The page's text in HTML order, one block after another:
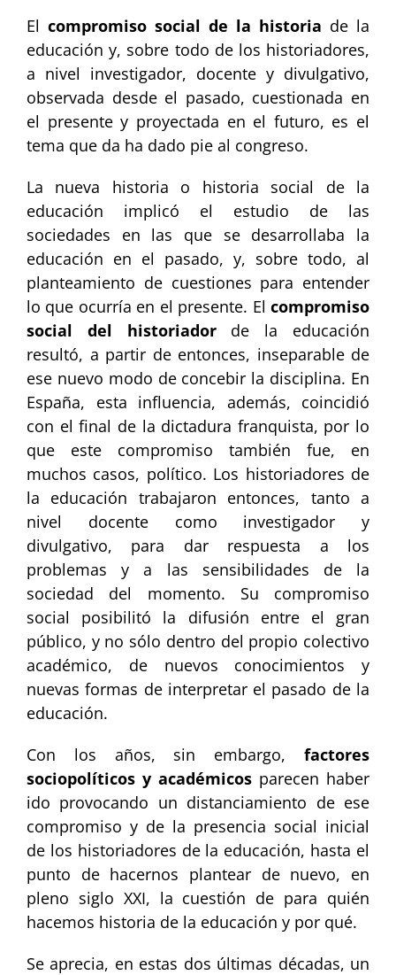
El compromiso social de la historia de la
educación y, sobre todo de los historiadores,
a nivel investigador, docente y divulgativo,
observada desde el pasado, cuestionada en
el presente y proyectada en el futuro, es el
tema que da ha dado pie al congreso.
La nueva historia o historia social de la
educación implicó el estudio de las
sociedades en las que se desarrollaba la
educación en el pasado, y, sobre todo, al
planteamiento de cuestiones para entender
lo que ocurría en el presente. El compromiso
social del historiadorde la educación
resultó, a partir de entonces, inseparable de
ese nuevo modo de concebir la disciplina. En
España, esta influencia, además, coincidió
con el final de la dictadura franquista, por lo
que este compromiso también fue, en
muchos casos, político. Los historiadores de
la educación trabajaron entonces, tanto a
nivel docente como investigador y
divulgativo, para dar respuesta a los
problemas y a las sensibilidades de la
sociedad del momento. Su compromiso
social posibilitó la difusión entre el gran
público, y no sólo dentro del propio colectivo
académico, de nuevos conocimientos y
nuevas formas de interpretar el pasado de la
educación.
Con los años, sin embargo, factores
sociopolíticos y académicos parecen haber
ido provocando un distanciamiento de ese
compromiso y de la presencia social inicial
de los historiadores de la educación, hasta el
punto de hacernos plantear de nuevo, en
pleno siglo XXI, la cuestión de para quién
hacemos historia de la educación y por qué.
Se aprecia, en estas dos últimas décadas, un